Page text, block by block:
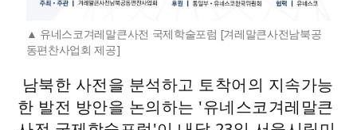
유네스코겨레말큰사전 국제학술포럼 [겨레말큰사전남북공
동편찬사업회 제공]
남북한 사전을 분석하고 토착어의 지속가능
한 발전 방안을 논의하는 '유네스코겨레말큰